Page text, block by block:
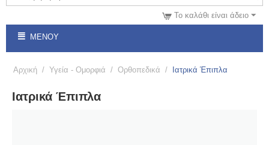
Το καλάθι είναι άδειο
ΜΕΝΟΎ
Αρχική / Υγεία - Ομορφιά / Ορθοπεδικά / Ιατρικά Έπιπλα
Ιατρικά Έπιπλα